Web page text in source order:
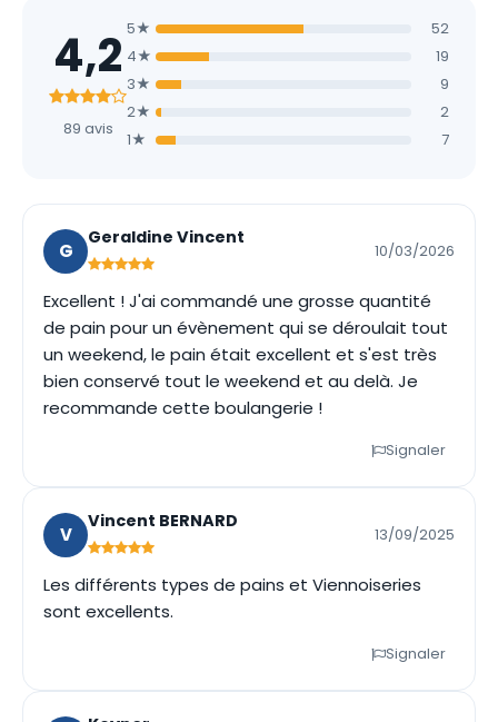
4,2
89 avis
5★
52
4★
19
3★
9
2★
2
1★
7
G
Geraldine Vincent
10/03/2026
Excellent ! J'ai commandé une grosse quantité
de pain pour un évènement qui se déroulait tout
un weekend, le pain était excellent et s'est très
bien conservé tout le weekend et au delà. Je
recommande cette boulangerie !
Signaler
V
Vincent BERNARD
13/09/2025
Les différents types de pains et Viennoiseries
sont excellents.
Signaler